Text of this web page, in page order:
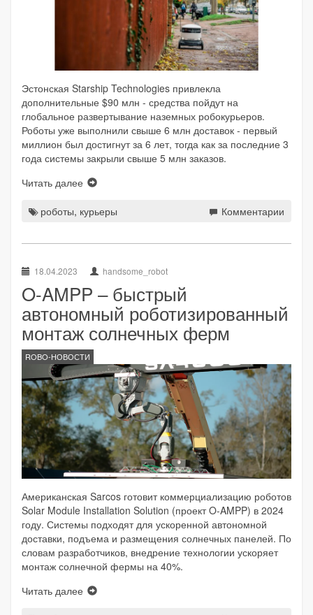
Эстонская Starship Technologies привлекла
дополнительные $90 млн - средства пойдут на
глобальное развертывание наземных робокурьеров.
Роботы уже выполнили свыше 6 млн доставок - первый
миллион был достигнут за 6 лет, тогда как за последние 3
года системы закрыли свыше 5 млн заказов.
Читать далее
роботы, курьеры Комментарии
18.04.2023 handsome_robot
O-AMPP – быстрый
автономный роботизированный
монтаж солнечных ферм
ROBO-НОВОСТИ
Американская Sarcos готовит коммерциализацию роботов
Solar Module Installation Solution (проект O-AMPP) в 2024
году. Системы подходят для ускоренной автономной
доставки, подъема и размещения солнечных панелей. По
словам разработчиков, внедрение технологии ускоряет
монтаж солнечной фермы на 40%.
Читать далее